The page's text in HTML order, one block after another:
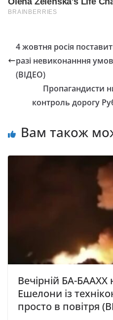
4 жовтня росія
разі невиконанння
(ВІДЕО)
Пропагандисти
контроль дорогу
Вам також
Вечірній БА-
Ешелони із
просто в повітря